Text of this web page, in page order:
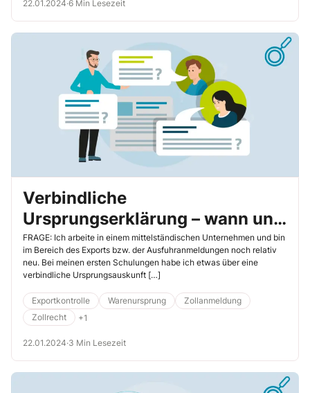
22.01.2024·6 Min Lesezeit
Verbindliche
Ursprungserklärung – wann und
wie kann ich sie einsetzen?
FRAGE: Ich arbeite in einem mittelständischen Unternehmen und bin
im Bereich des Exports bzw. der Ausfuhranmeldungen noch relativ
neu. Bei meinen ersten Schulungen habe ich etwas über eine
verbindliche Ursprungsauskunft […]
Exportkontrolle Warenursprung
Zollanmeldung
Zollrecht
+1
22.01.2024·3 Min Lesezeit